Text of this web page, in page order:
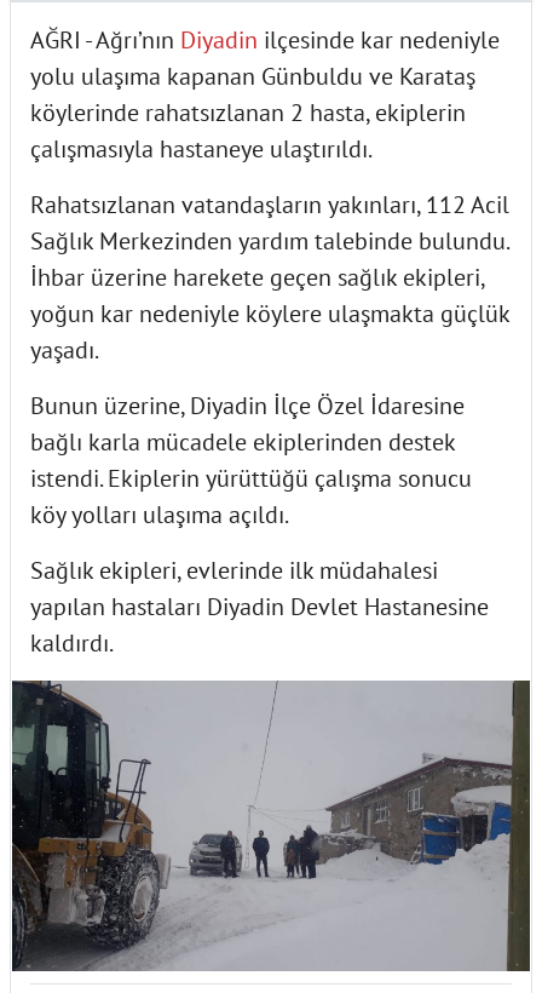
AĞRI - Ağrı’nın Diyadin ilçesinde kar nedeniyle
yolu ulaşıma kapanan Günbuldu ve Karataş
köylerinde rahatsızlanan 2 hasta, ekiplerin
çalışmasıyla hastaneye ulaştırıldı.
Rahatsızlanan vatandaşların yakınları, 112 Acil
Sağlık Merkezinden yardım talebinde bulundu.
İhbar üzerine harekete geçen sağlık ekipleri,
yoğun kar nedeniyle köylere ulaşmakta güçlük
yaşadı.
Bunun üzerine, Diyadin İlçe Özel İdaresine
bağlı karla mücadele ekiplerinden destek
istendi. Ekiplerin yürüttüğü çalışma sonucu
köy yolları ulaşıma açıldı.
Sağlık ekipleri, evlerinde ilk müdahalesi
yapılan hastaları Diyadin Devlet Hastanesine
kaldırdı.